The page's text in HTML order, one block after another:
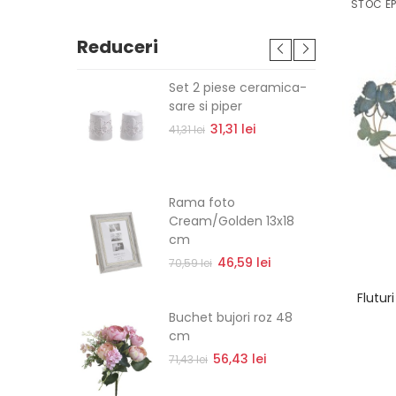
STOC
Reduceri
Set 2 piese ceramica-
sare si piper
41,31 lei 31,31 lei
Rama foto
Cream/Golden 13x18
cm
70,59 lei 46,59 lei
Buchet bujori roz 48
cm
71,43 lei 56,43 lei